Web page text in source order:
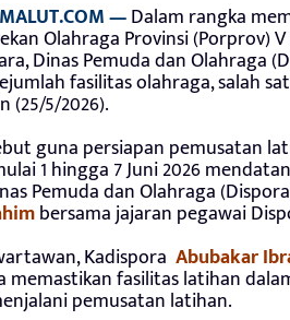
—Dalam rangka
Olahraga Provinsi (Porprov)
Dinas Pemuda dan Olahraga
fasilitas olahraga, salah
(25/5/2026).
guna persiapan pemusatan
1 hingga 7 Juni 2026
Pemuda dan Olahraga
bersama jajaran pegawai
Kadispora Abubakar
memastikan fasilitas latihan
pemusatan latihan.